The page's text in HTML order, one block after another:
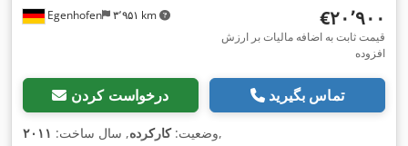
Egenhofen ۳٬۹۵۱ km ‎€۲۰٬۹۰۰
قیمت ثابت به اضافه مالیات بر ارزش
افزوده
درخواست کردن تماس بگیرید
وضعیت:کارکرده, سال ساخت: ۲۰۱۱ ,